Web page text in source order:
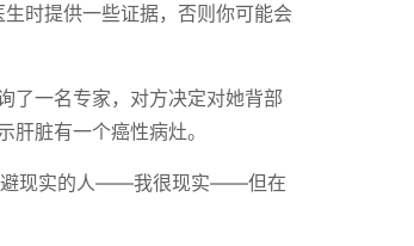
时提供一些证据，否则你可能会
了一名专家，对方决定对她背部
脏有一个癌性病灶。
避现实的人——我很现实——但在